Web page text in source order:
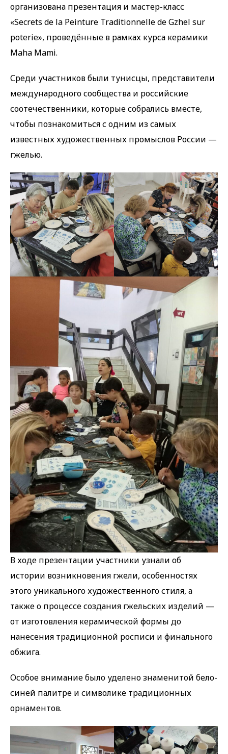
организована презентация и мастер-класс
«Secrets de la Peinture Traditionnelle de Gzhel sur
poterie», проведённые в рамках курса керамики
Maha Mami.
Среди участников были тунисцы, представители
международного сообщества и российские
соотечественники, которые собрались вместе,
чтобы познакомиться с одним из самых
известных художественных промыслов России —
гжелью.
В ходе презентации участники узнали об
истории возникновения гжели, особенностях
этого уникального художественного стиля, а
также о процессе создания гжельских изделий —
от изготовления керамической формы до
нанесения традиционной росписи и финального
обжига.
Особое внимание было уделено знаменитой бело-
синей палитре и символике традиционных
орнаментов.